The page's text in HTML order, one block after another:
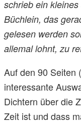
schrieb ein
Büchlein, das
gelesen werden
allemal lohnt, zu
Auf den 90 Seiten
interessante
Dichtern über die
Zeit ist und dass